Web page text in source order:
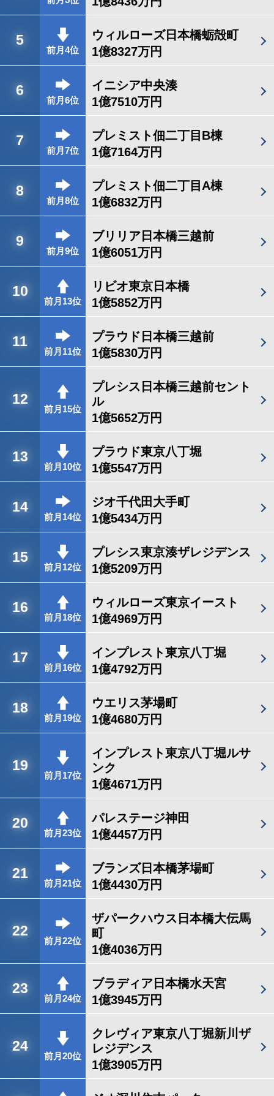
5
前月4位
ウィルローズ日本橋蛎殻町
1億8327万円
6
前月6位
イニシア中央湊
1億7510万円
7
前月7位
プレミスト佃二丁目B棟
1億7164万円
8
前月8位
プレミスト佃二丁目A棟
1億6832万円
9
前月9位
ブリリア日本橋三越前
1億6051万円
10
前月13位
リビオ東京日本橋
1億5852万円
11
前月11位
プラウド日本橋三越前
1億5830万円
12
前月15位
プレシス日本橋三越前セント
ル
1億5652万円
13
前月10位
プラウド東京八丁堀
1億5547万円
14
前月14位
ジオ千代田大手町
1億5434万円
15
前月12位
プレシス東京湊ザレジデンス
1億5209万円
16
前月18位
ウィルローズ東京イースト
1億4969万円
17
前月16位
インプレスト東京八丁堀
1億4792万円
18
前月19位
ウエリス茅場町
1億4680万円
19
前月17位
インプレスト東京八丁堀ルサ
ンク
1億4671万円
20
前月23位
パレステージ神田
1億4457万円
21
前月21位
ブランズ日本橋茅場町
1億4430万円
22
前月22位
ザパークハウス日本橋大伝馬
町
1億4036万円
23
前月24位
ブラディア日本橋水天宮
1億3945万円
24
前月20位
クレヴィア東京八丁堀新川ザ
レジデンス
1億3905万円